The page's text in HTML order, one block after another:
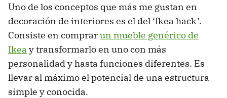
Uno de los conceptos que más me gustan en
decoración de interiores es el del ‘Ikea hack’.
Consiste en comprarun mueble genérico de
Ikea y transformarlo en uno con más
personalidad y hasta funciones diferentes. Es
llevar al máximo el potencial de una estructura
simple y conocida.